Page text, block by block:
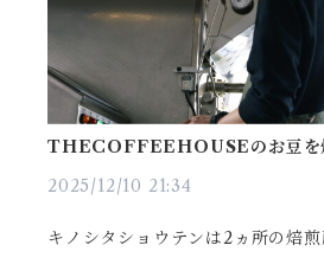
THECOFFEEHOUSEのお豆を
2025/12/10 21:34
キノシタショウテンは2ヵ所の焙